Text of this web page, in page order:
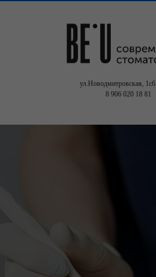
ул.Новодмитровская, 1с6,
8 906 020 18 81